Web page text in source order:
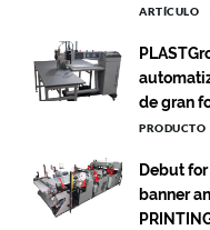
ARTÍCULO
de gran
PRODUCTO
Debut
banner